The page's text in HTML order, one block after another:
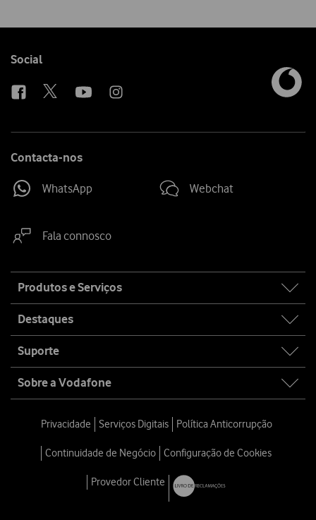
Follow
Social
Contacta-nos
WhatsApp Webchat
Fala connosco
map
Produtos e Serviços
Destaques
Suporte
Sobre a Vodafone
Privacidade Serviços Digitais Política Anticorrupção
Continuidade de Negócio Configuração de Cookies
Provedor Cliente